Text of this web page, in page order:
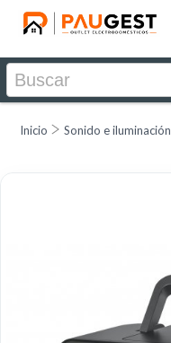
Inicio Sonido e iluminación